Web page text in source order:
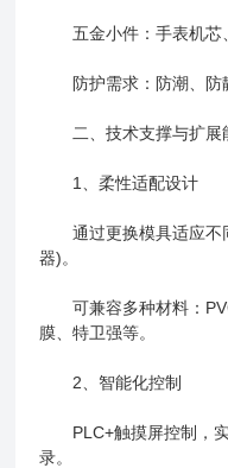
五金小件‌：手表机芯
防护需求‌：防潮、防
二、技术支撑与扩展
‌1、柔性适配设计‌
通过更换模具适应不
器)。
可兼容多种材料：
膜、特卫强等。
‌2、智能化控制‌
PLC+触摸屏控制，实
录。